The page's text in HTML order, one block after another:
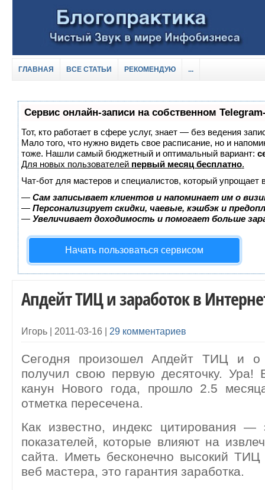
ГЛАВНАЯ ВСЕ СТАТЬИ РЕКОМЕНДУЮ ...
Сервис онлайн-записи на собственном
Тот, кто работает в сфере услуг, знает — без ведения
Мало того, что нужно видеть свое расписание, но и
тоже. Нашли самый бюджетный и оптимальный вариант:
Для новых пользователей первый месяц бесплатно.
Чат-бот для мастеров и специалистов, который упрощает
— Сам записывает клиентов и напоминает им о
— Персонализирует скидки, чаевые, кэшбэк и
— Увеличивает доходимость и помогает больше
Начать пользоваться сервисом
Апдейт ТИЦ и заработок в
Игорь | 2011-03-16 | 29 комментариев
Сегодня произошел Апдейт ТИЦ и
получил свою первую десяточку. Ура!
канун Нового года, прошло 2.5
отметка пересечена.
Как известно, индекс цитирования
показателей, которые влияют на
сайта. Иметь бесконечно высокий
веб мастера, это гарантия заработка.